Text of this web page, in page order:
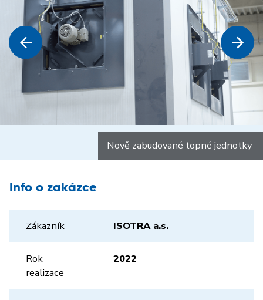
Nově zabudované topné jednotky
Info o zakázce
Zákazník ISOTRA a.s.
Rok
realizace
2022